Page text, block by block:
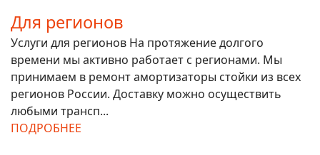
Для регионов
Услуги для регионов На протяжение долгого
времени мы активно работает с регионами. Мы
принимаем в ремонт амортизаторы стойки из всех
регионов России. Доставку можно осуществить
любыми трансп...
ПОДРОБНЕЕ